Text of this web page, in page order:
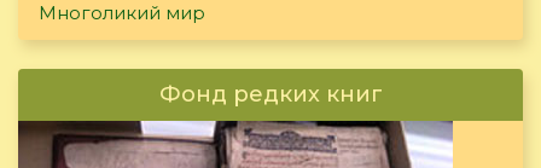
Многоликий мир
Фонд редких книг